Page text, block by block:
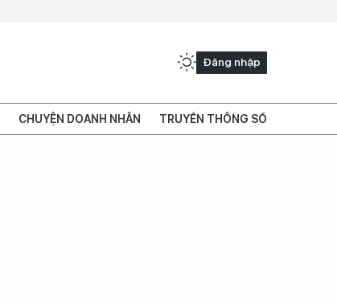
Đăng nhập
CHUYỆN DOANH NHÂN TRUYỀN THÔNG SỐ